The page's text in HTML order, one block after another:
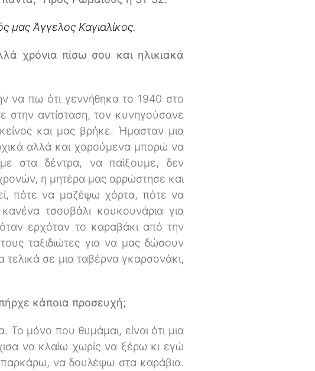
μας Άγγελος Καγιαλίκος.
χρόνια πίσω σου και ηλικιακά
να πω ότι γεννήθηκα το 1940 στο
στην αντίσταση, τον κυνηγούσανε
και μας βρήκε. Ήμασταν μια
αλλά και χαρούμενα μπορώ να
στα δέντρα, να παίξουμε, δεν
η μητέρα μας αρρώστησε και
πότε να μαζέψω χόρτα, πότε να
τσουβάλι κουκουνάρια για
ερχόταν το καραβάκι από την
ταξιδιώτες για να μας δώσουν
σε μια ταβέρνα γκαρσονάκι,
κάποια προσευχή;
μόνο που θυμάμαι, είναι ότι μια
να κλαίω χωρίς να ξέρω κι εγώ
να δουλέψω στα καράβια.